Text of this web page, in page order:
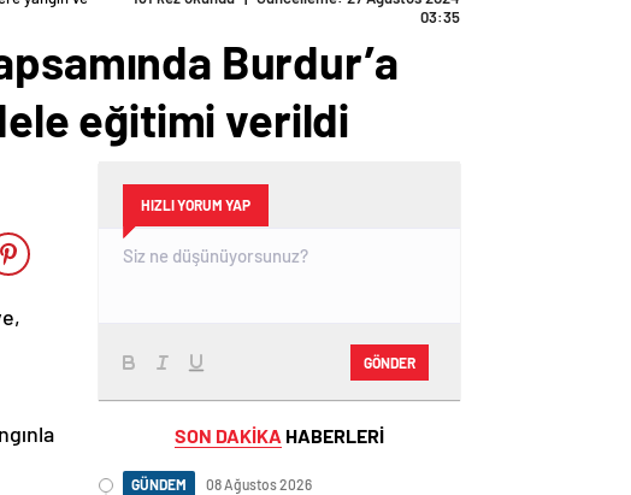
03:35
Burdur’a
eğitimi verildi
HIZLI YORUM YAP
GÖNDER
SON DAKİKA HABERLERİ
GÜNDEM 08 Ağustos 2026